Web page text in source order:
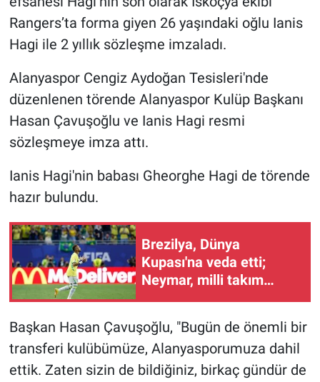
Rangers’ta forma giyen 26 yaşındaki oğlu Ianis
Hagi ile 2 yıllık sözleşme imzaladı.
Alanyaspor Cengiz Aydoğan Tesisleri'nde
düzenlenen törende Alanyaspor Kulüp Başkanı
Hasan Çavuşoğlu ve Ianis Hagi resmi
sözleşmeye imza attı.
Ianis Hagi'nin babası Gheorghe Hagi de törende
hazır bulundu.
Brezilya, Dünya
Kupası'na veda etti;
Neymar, milli takım
Başkan Hasan Çavuşoğlu, "Bugün de önemli bir
transferi kulübümüze, Alanyasporumuza dahil
ettik. Zaten sizin de bildiğiniz, birkaç gündür de
Gündem Özel
Günün görüntüsü
Haber
İlan
Kimdir
Kültür Sanat
Ne demişti
Nedir
Popüler